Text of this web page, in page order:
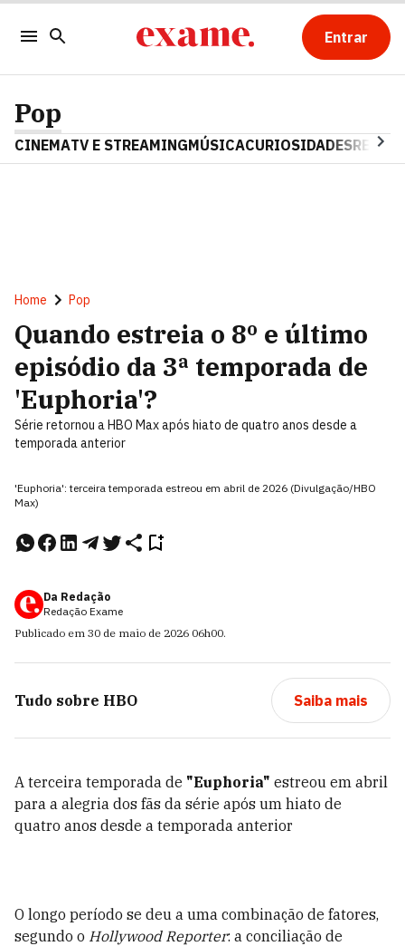
Entrar
Pop
CINEMATV E STREAMINGMÚSICACURIOSIDADES
Home Pop
Quando estreia o 8º e último
episódio da 3ª temporada de
'Euphoria'?
Série retornou a HBO Max após hiato de quatro anos desde a
temporada anterior
'Euphoria': terceira temporada estreou em abril de 2026 (Divulgação/HBO
Max)
Da Redação
Redação Exame
Publicado em 30 de maio de 2026 06h00.
Tudo sobre HBO Saiba mais
A terceira temporada de "Euphoria" estreou em abril
para a alegria dos fãs da série após um hiato de
quatro anos desde a temporada anterior
O longo período se deu a uma combinação de fatores,
segundo o Hollywood Reporter: a conciliação de